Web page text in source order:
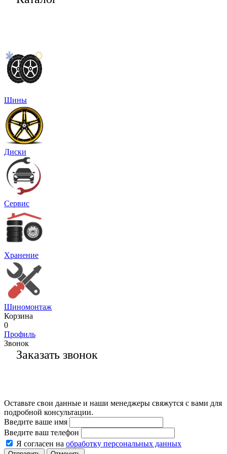
Шины
Диски
Сервис
Хранение
Шиномонтаж
Корзина
0
Профиль
Звонок
Заказать звонок
Оставьте свои данные и наши менеджеры свяжутся с вами для
подробной консультации.
Введите ваше имя
Введите ваш телефон
Я согласен на обработку персональных данных